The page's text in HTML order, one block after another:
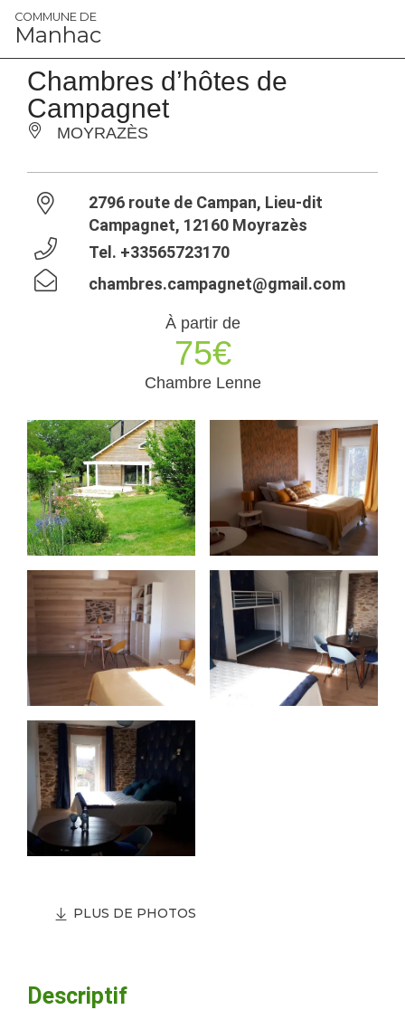
Panneau de gestion des cookies
COMMUNE DE
Manhac
Chambres d’hôtes de
Campagnet
MOYRAZÈS
2796 route de Campan, Lieu-dit
Campagnet, 12160 Moyrazès
Tel. +33565723170
chambres.campagnet@gmail.com
À partir de
75€
Chambre Lenne
PLUS DE PHOTOS
Descriptif